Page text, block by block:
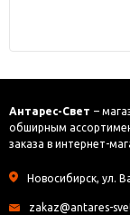
Антарес-Свет –
обширным
заказа в интернет-
Новосибирск, ул.
zakaz@antares-